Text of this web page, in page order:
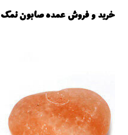
خرید و فروش عمده صابون نمک